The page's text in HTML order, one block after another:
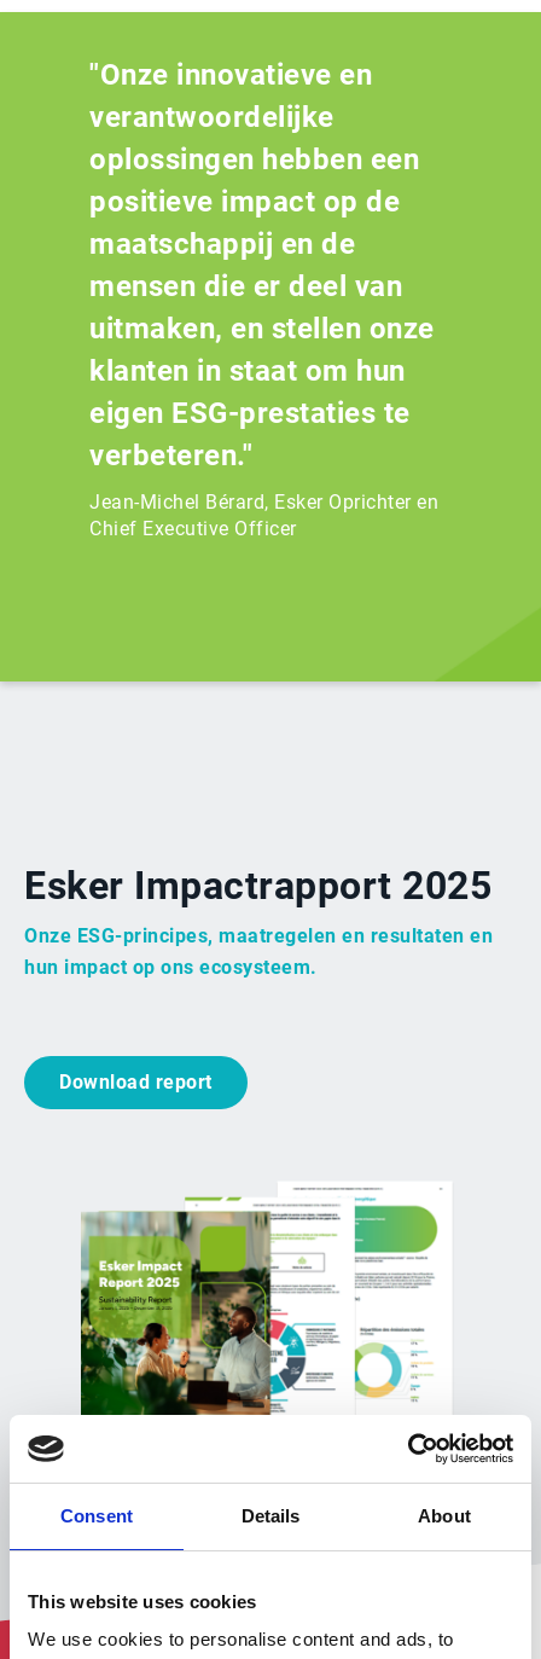
Consent Details About
This website uses cookies
We use cookies to personalise content and ads, to
"Onze innovatieve en
verantwoordelijke
oplossingen hebben een
positieve impact op de
maatschappij en de
mensen die er deel van
uitmaken, en stellen onze
klanten in staat om hun
eigen ESG-prestaties te
verbeteren."
Jean-Michel Bérard, Esker Oprichter en
Chief Executive Officer
Esker Impactrapport 2025
Onze ESG-principes, maatregelen en resultaten en
hun impact op ons ecosysteem.
Download report